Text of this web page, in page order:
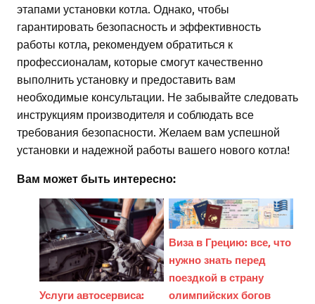
этапами установки котла. Однако, чтобы
гарантировать безопасность и эффективность
работы котла, рекомендуем обратиться к
профессионалам, которые смогут качественно
выполнить установку и предоставить вам
необходимые консультации. Не забывайте следовать
инструкциям производителя и соблюдать все
требования безопасности. Желаем вам успешной
установки и надежной работы вашего нового котла!
Вам может быть интересно:
Услуги автосервиса:
Виза в Грецию: все, что
нужно знать перед
поездкой в страну
олимпийских богов